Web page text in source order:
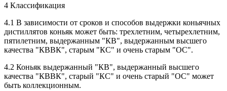
4 Классификация
4.1 В зависимости от сроков и способов выдержки коньячных
дистиллятов коньяк может быть: трехлетним, четырехлетним,
пятилетним, выдержанным "КB", выдержанным высшего
качества "КВВК", старым "КС" и очень старым "ОС".
4.2 Коньяк выдержанный "КB", выдержанный высшего
качества "КВВК", старый "КС" и очень старый "ОС" может
быть коллекционным.